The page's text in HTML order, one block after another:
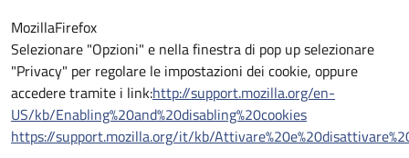
MozillaFirefox
Selezionare "Opzioni" e nella finestra di pop up selezionare
"Privacy" per regolare le impostazioni dei cookie, oppure
accedere tramite i link:http://support.mozilla.org/en-
US/kb/Enabling%20and%20disabling%20cookies
https://support.mozilla.org/it/kb/